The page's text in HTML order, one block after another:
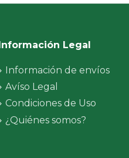
Información Legal
Información de envíos
Avíso Legal
Condiciones de Uso
¿Quiénes somos?